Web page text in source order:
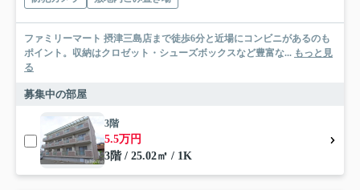
ファミリーマート 摂津三島店まで徒歩6分と近場にコンビニがあるのも
ポイント。収納はクロゼット・シューズボックスなど豊富な... もっと見
る
募集中の部屋
3階
5.5万円
3階 / 25.02㎡ / 1K